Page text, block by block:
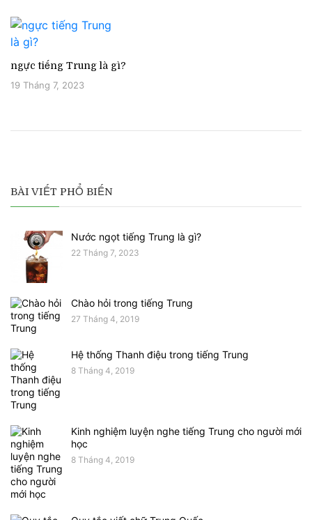
ngực tiếng Trung là gì?
19 Tháng 7, 2023
BÀI VIẾT PHỔ BIẾN
Nước ngọt tiếng Trung là gì?
22 Tháng 7, 2023
Chào hỏi trong tiếng Trung
27 Tháng 4, 2019
Hệ thống Thanh điệu trong tiếng Trung
8 Tháng 4, 2019
Kinh nghiệm luyện nghe tiếng Trung cho người mới
học
8 Tháng 4, 2019